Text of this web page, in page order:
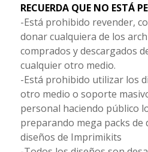
RECUERDA QUE NO ESTÁ
-Está prohibido revender,
donar cualquiera de los
comprados y descargados
cualquier otro medio.
-Está prohibido utilizar los
otro medio o soporte
personal haciendo público
preparando mega packs de
diseños de Imprimikits